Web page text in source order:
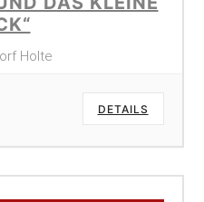
Holte
DETAILS